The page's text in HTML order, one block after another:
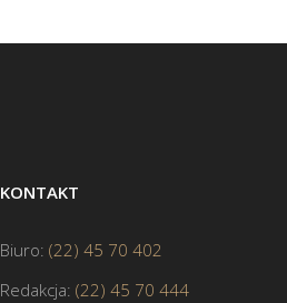
KONTAKT
Biuro: (22) 45 70 402
Redakcja: (22) 45 70 444